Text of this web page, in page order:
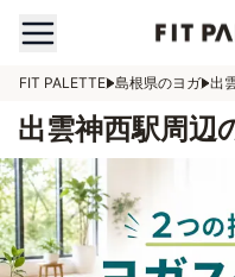
FIT PALETTE 島根県のヨガ 出
出雲神西駅周辺